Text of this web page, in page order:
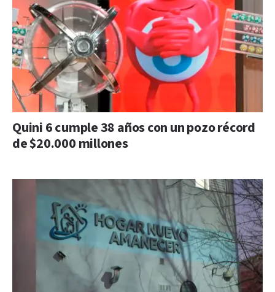
Quini 6 cumple 38 años con un pozo récord
de $20.000 millones